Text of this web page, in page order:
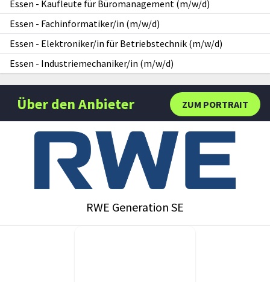
Essen - Kaufleute für Büromanagement (m/w/d)
Essen - Fachinformatiker/in (m/w/d)
Essen - Elektroniker/in für Betriebstechnik (m/w/d)
Essen - Industriemechaniker/in (m/w/d)
ZUM PORTRAIT
Über den Anbieter
RWE Generation SE